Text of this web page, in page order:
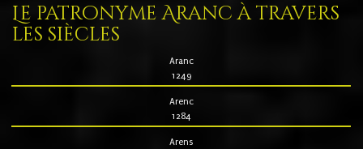
Le patronyme Aranc à travers
les siècles
Aranc
1249
Arenc
1284
Arens